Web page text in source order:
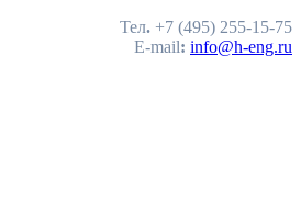
Тел. +7 (495) 255-15-75
E-mail: info@h-eng.ru